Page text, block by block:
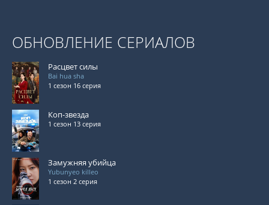
ОБНОВЛЕНИЕ СЕРИАЛОВ
Расцвет силы
Bai hua sha
1 сезон 16 серия
Коп-звезда
1 сезон 13 серия
Замужняя убийца
Yubunyeo killeo
1 сезон 2 серия